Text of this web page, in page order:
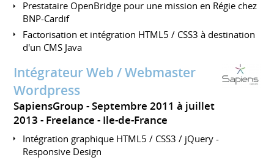
Prestataire OpenBridge pour une mission en Régie chez
BNP-Cardif
Factorisation et intégration HTML5 / CSS3 à destination
d'un CMS Java
Intégrateur Web / Webmaster
Wordpress
SapiensGroup
Septembre 2011 à juillet
2013 Freelance Ile-de-France
Intégration graphique HTML5 / CSS3 / jQuery -
Responsive Design